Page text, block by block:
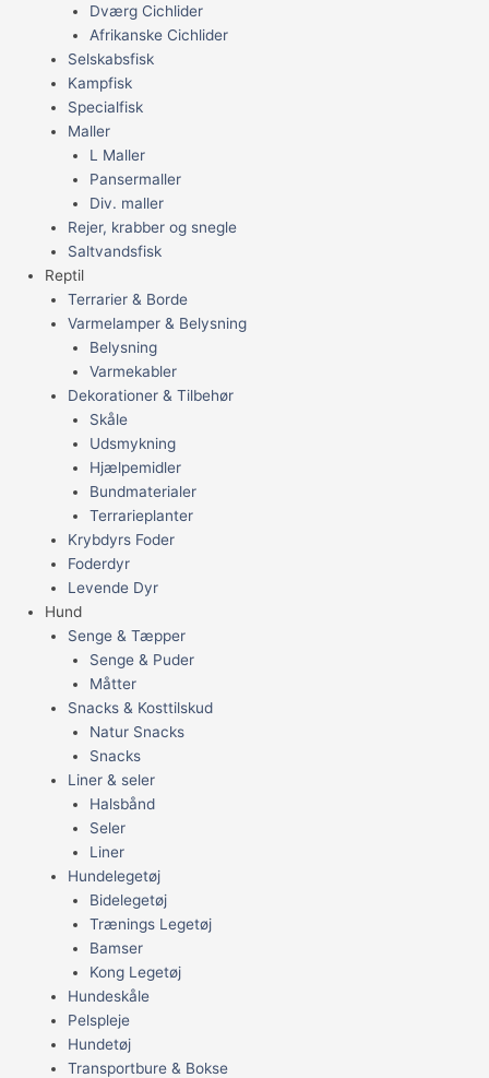
Dværg Cichlider
Afrikanske Cichlider
Selskabsfisk
Kampfisk
Specialfisk
Maller
L Maller
Pansermaller
Div. maller
Rejer, krabber og snegle
Saltvandsfisk
Reptil
Terrarier & Borde
Varmelamper & Belysning
Belysning
Varmekabler
Dekorationer & Tilbehør
Skåle
Udsmykning
Hjælpemidler
Bundmaterialer
Terrarieplanter
Krybdyrs Foder
Foderdyr
Levende Dyr
Hund
Senge & Tæpper
Senge & Puder
Måtter
Snacks & Kosttilskud
Natur Snacks
Snacks
Liner & seler
Halsbånd
Seler
Liner
Hundelegetøj
Bidelegetøj
Trænings Legetøj
Bamser
Kong Legetøj
Hundeskåle
Pelspleje
Hundetøj
Transportbure & Bokse